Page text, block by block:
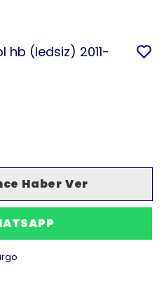
hb (ledsiz) 2011-
Haber Ver